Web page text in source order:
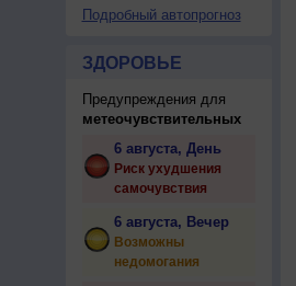
Подробный автопрогноз
ЗДОРОВЬЕ
Предупреждения для
метеочувствительных
6 августа, День
Риск ухудшения
самочувствия
6 августа, Вечер
Возможны
недомогания